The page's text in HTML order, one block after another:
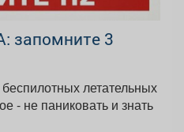
запомните 3
летательных
- не паниковать и знать